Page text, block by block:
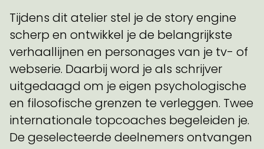
Tijdens dit atelier stel je de story engine
scherp en ontwikkel je de belangrijkste
verhaallijnen en personages van je tv- of
webserie. Daarbij word je als schrijver
uitgedaagd om je eigen psychologische
en filosofische grenzen te verleggen. Twee
internationale topcoaches begeleiden je.
De geselecteerde deelnemers ontvangen